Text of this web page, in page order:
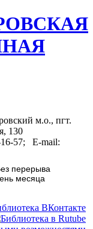
м.о., пгт.
130
16-57; E-mail:
перерыва
месяца